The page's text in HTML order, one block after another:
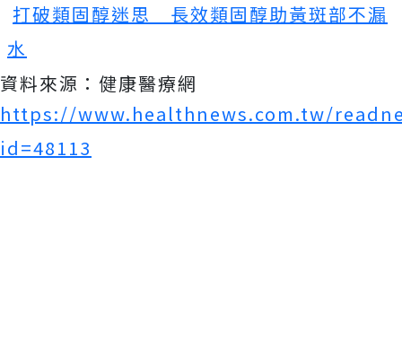
打破類固醇迷思 長效類固醇助黃斑部不漏
水
資料來源：健康醫療網
https://www.healthnews.com.tw/
id=48113